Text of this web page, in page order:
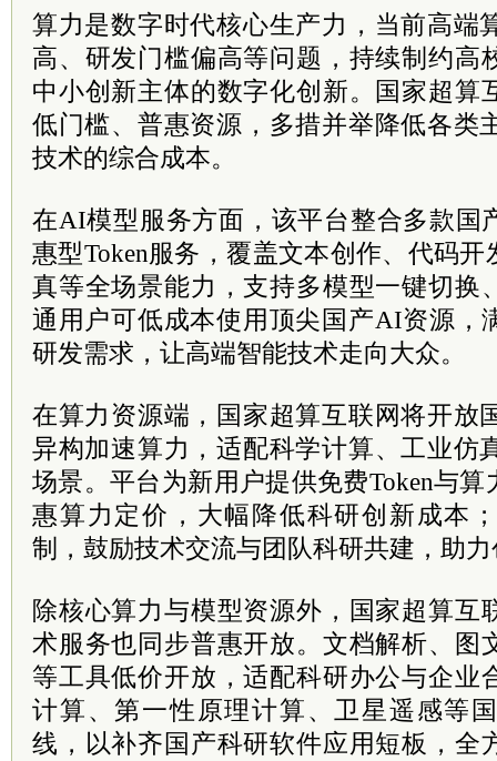
算力是数字时代核心生产力，当前高端
高、研发门槛偏高等问题，持续制约高
中小创新主体的数字化创新。国家超算
低门槛、普惠资源，多措并举降低各类
技术的综合成本。
在AI模型服务方面，该平台整合多款国
惠型Token服务，覆盖文本创作、代码
真等全场景能力，支持多模型一键切换
通用户可低成本使用顶尖国产AI资源，
研发需求，让高端智能技术走向大众。
在算力资源端，国家超算互联网将开放
异构加速算力，适配科学计算、工业仿
场景。平台为新用户提供免费Token与
惠算力定价，大幅降低科研创新成本
制，鼓励技术交流与团队科研共建，助
除核心算力与模型资源外，国家超算互
术服务也同步普惠开放。文档解析、图
等工具低价开放，适配科研办公与企业
计算、第一性原理计算、卫星遥感等
线，以补齐国产科研软件应用短板，全